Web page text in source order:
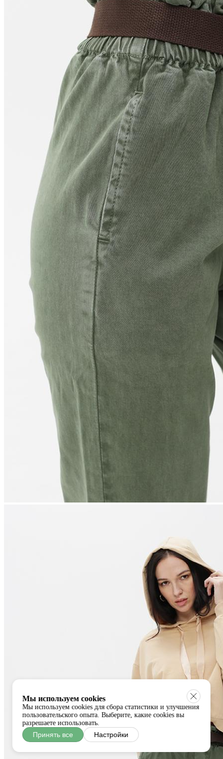
Мы используем cookies
Мы используем cookies для сбора статистики и улучшения
пользовательского опыта. Выберите, какие cookies вы
разрешаете использовать.
Принять все Настройки